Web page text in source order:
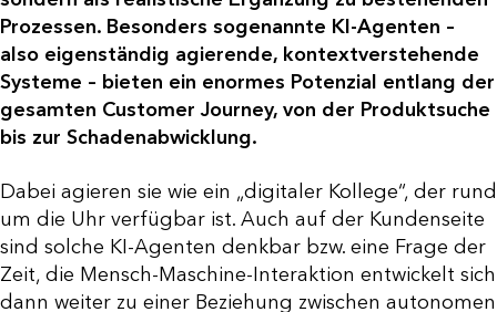
Prozessen. Besonders sogenannte KI-Agenten –
also eigenständig agierende, kontextverstehende
Systeme – bieten ein enormes Potenzial entlang der
gesamten Customer Journey, von der Produktsuche
bis zur Schadenabwicklung.
Dabei agieren sie wie ein „digitaler Kollege“, der rund
um die Uhr verfügbar ist. Auch auf der Kundenseite
sind solche KI-Agenten denkbar bzw. eine Frage der
Zeit, die Mensch-Maschine-Interaktion entwickelt sich
dann weiter zu einer Beziehung zwischen autonomen